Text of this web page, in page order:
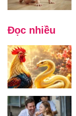
Đọc nhiều